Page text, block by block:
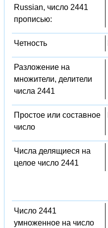
Russian, число 2441
прописью:
Четность
Разложение на
множители, делители
числа 2441
Простое или составное
число
Числа делящиеся на
целое число 2441
Число 2441
умноженное на число